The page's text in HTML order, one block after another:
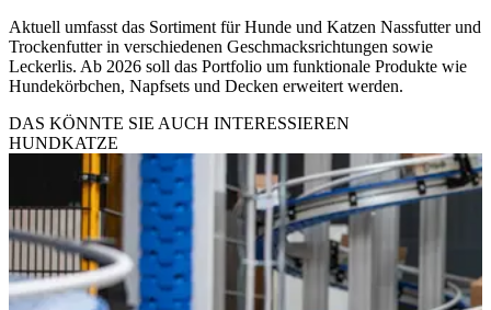
Aktuell umfasst das Sortiment für Hunde und Katzen Nassfutter und
Trockenfutter in verschiedenen Geschmacksrichtungen sowie
Leckerlis. Ab 2026 soll das Portfolio um funktionale Produkte wie
Hundekörbchen, Napfsets und Decken erweitert werden.
DAS KÖNNTE SIE AUCH INTERESSIEREN
HUNDKATZE